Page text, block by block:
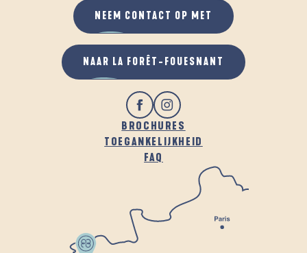
IN DE FRISSE LUCHT
BROCHURES
TOEGANKELIJKHEID
FAQ
NEEM CONTACT OP MET
NAAR LA FORÊT-FOUESNANT